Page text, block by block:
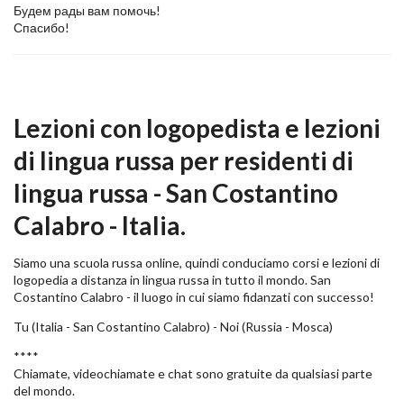
Будем рады вам помочь!
Спасибо!
Lezioni con logopedista e lezioni
di lingua russa per residenti di
lingua russa - San Costantino
Calabro - Italia.
Siamo una scuola russa online, quindi conduciamo corsi e lezioni di
logopedia a distanza in lingua russa in tutto il mondo. San
Costantino Calabro - il luogo in cui siamo fidanzati con successo!
Tu (Italia - San Costantino Calabro) - Noi (Russia - Mosca)
****
Chiamate, videochiamate e chat sono gratuite da qualsiasi parte
del mondo.